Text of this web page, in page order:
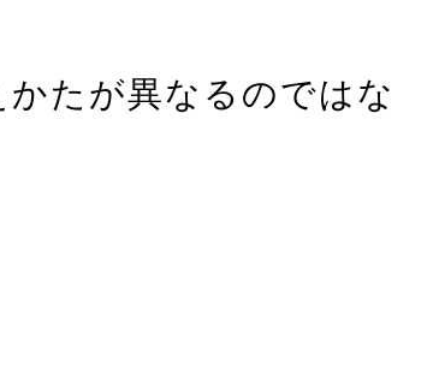
たが異なるのではな